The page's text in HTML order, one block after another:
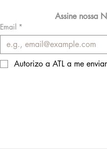
Assine nossa
Email *
Autorizo a ATL a me